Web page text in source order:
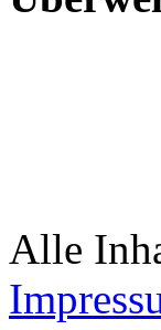
Alle